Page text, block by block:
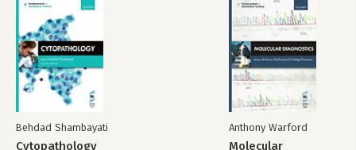
Behdad Shambayati
Cytopathology
Anthony Warford
Molecular